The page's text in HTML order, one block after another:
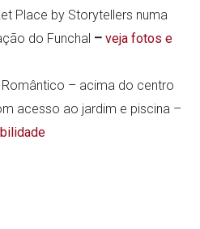
Place by Storytellers numa
do Funchal –veja fotos e
– acima do centro
acesso ao jardim e piscina –